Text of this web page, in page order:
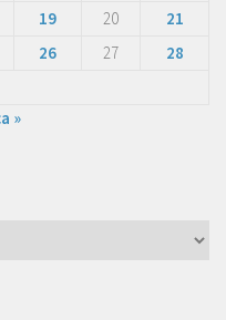
19 20
21
26 27
28
»